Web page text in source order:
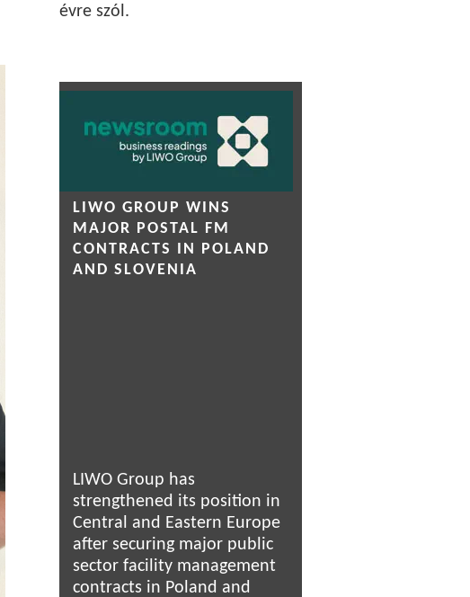
évre szól.
LIWO GROUP WINS
MAJOR POSTAL FM
CONTRACTS IN POLAND
AND SLOVENIA
LIWO Group has
strengthened its position in
Central and Eastern Europe
after securing major public
sector facility management
contracts in Poland and